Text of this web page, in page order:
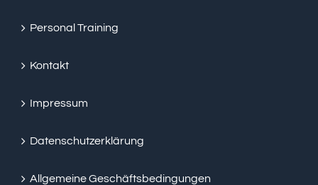
Personal Training
Kontakt
Impressum
Datenschutzerklärung
Allgemeine Geschäftsbedingungen